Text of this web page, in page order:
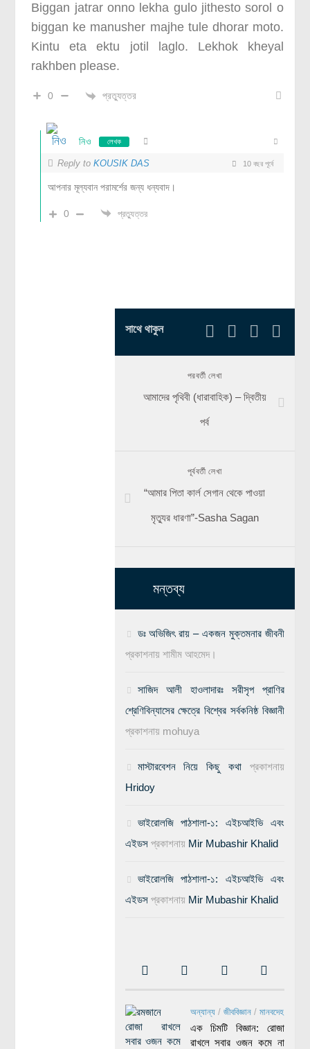
Biggan jatrar onno lekha gulo jithesto sorol o
biggan ke manusher majhe tule dhorar moto.
Kintu eta ektu jotil laglo. Lekhok kheyal
rakhben please.
0 প্রত্যুত্তর
নিও লেখক
Reply toKOUSIK DAS 10 বছর পূর্বে
আপনার মূল্যবান পরামর্শের জন্য ধন্যবাদ।
0 প্রত্যুত্তর
সাথে থাকুন
পরবর্তী লেখা
আমাদের পৃথিবী (ধারাবাহিক) – দ্বিতীয়
পর্ব
পূর্ববর্তী লেখা
“আমার পিতা কার্ল সেগান থেকে পাওয়া
মৃত্যুর ধারণা”-Sasha Sagan
মন্তব্য
ডঃ অভিজিৎ রায় – একজন মুক্তমনার জীবনী
প্রকাশনায় শামীম আহমেদ।
সাজিদ আলী হাওলাদারঃ সরীসৃপ প্রাণির
শ্রেণিবিন্যাসের ক্ষেত্রে বিশ্বের সর্বকনিষ্ঠ বিজ্ঞানী
প্রকাশনায় mohuya
মাস্টারবেশন নিয়ে কিছু কথাপ্রকাশনায়
Hridoy
ভাইরোলজি পাঠশালা-১: এইচআইভি এবং
এইডসপ্রকাশনায় Mir Mubashir Khalid
ভাইরোলজি পাঠশালা-১: এইচআইভি এবং
এইডসপ্রকাশনায় Mir Mubashir Khalid
অন্যান্য/ জীববিজ্ঞান/ মানবদেহ
এক চিমটি বিজ্ঞান: রোজা
রাখলে সবার ওজন কমে না